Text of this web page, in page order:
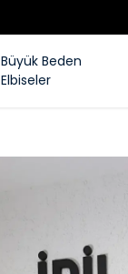
Büyük Beden
Elbiseler